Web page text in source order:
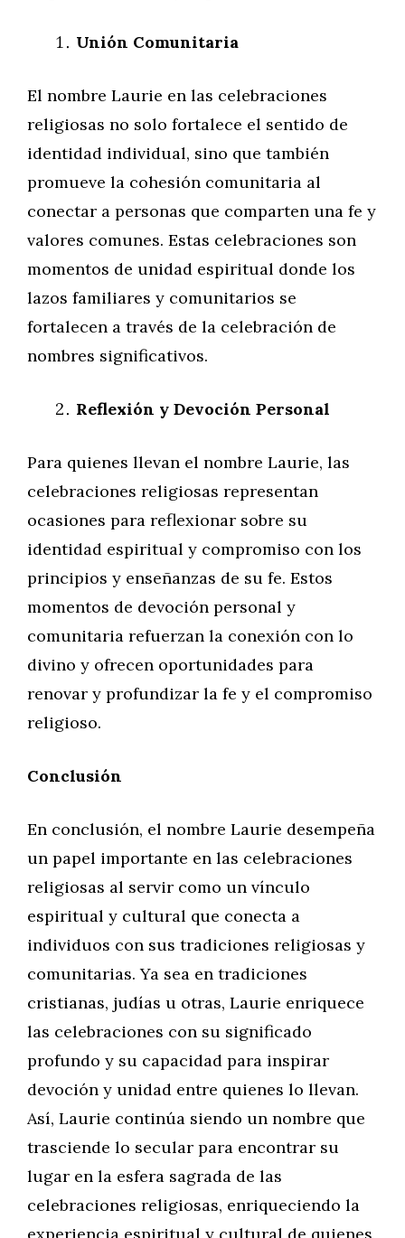
Unión Comunitaria
El nombre Laurie en las celebraciones
religiosas no solo fortalece el sentido de
identidad individual, sino que también
promueve la cohesión comunitaria al
conectar a personas que comparten una fe y
valores comunes. Estas celebraciones son
momentos de unidad espiritual donde los
lazos familiares y comunitarios se
fortalecen a través de la celebración de
nombres significativos.
Reflexión y Devoción Personal
Para quienes llevan el nombre Laurie, las
celebraciones religiosas representan
ocasiones para reflexionar sobre su
identidad espiritual y compromiso con los
principios y enseñanzas de su fe. Estos
momentos de devoción personal y
comunitaria refuerzan la conexión con lo
divino y ofrecen oportunidades para
renovar y profundizar la fe y el compromiso
religioso.
Conclusión
En conclusión, el nombre Laurie desempeña
un papel importante en las celebraciones
religiosas al servir como un vínculo
espiritual y cultural que conecta a
individuos con sus tradiciones religiosas y
comunitarias. Ya sea en tradiciones
cristianas, judías u otras, Laurie enriquece
las celebraciones con su significado
profundo y su capacidad para inspirar
devoción y unidad entre quienes lo llevan.
Así, Laurie continúa siendo un nombre que
trasciende lo secular para encontrar su
lugar en la esfera sagrada de las
celebraciones religiosas, enriqueciendo la